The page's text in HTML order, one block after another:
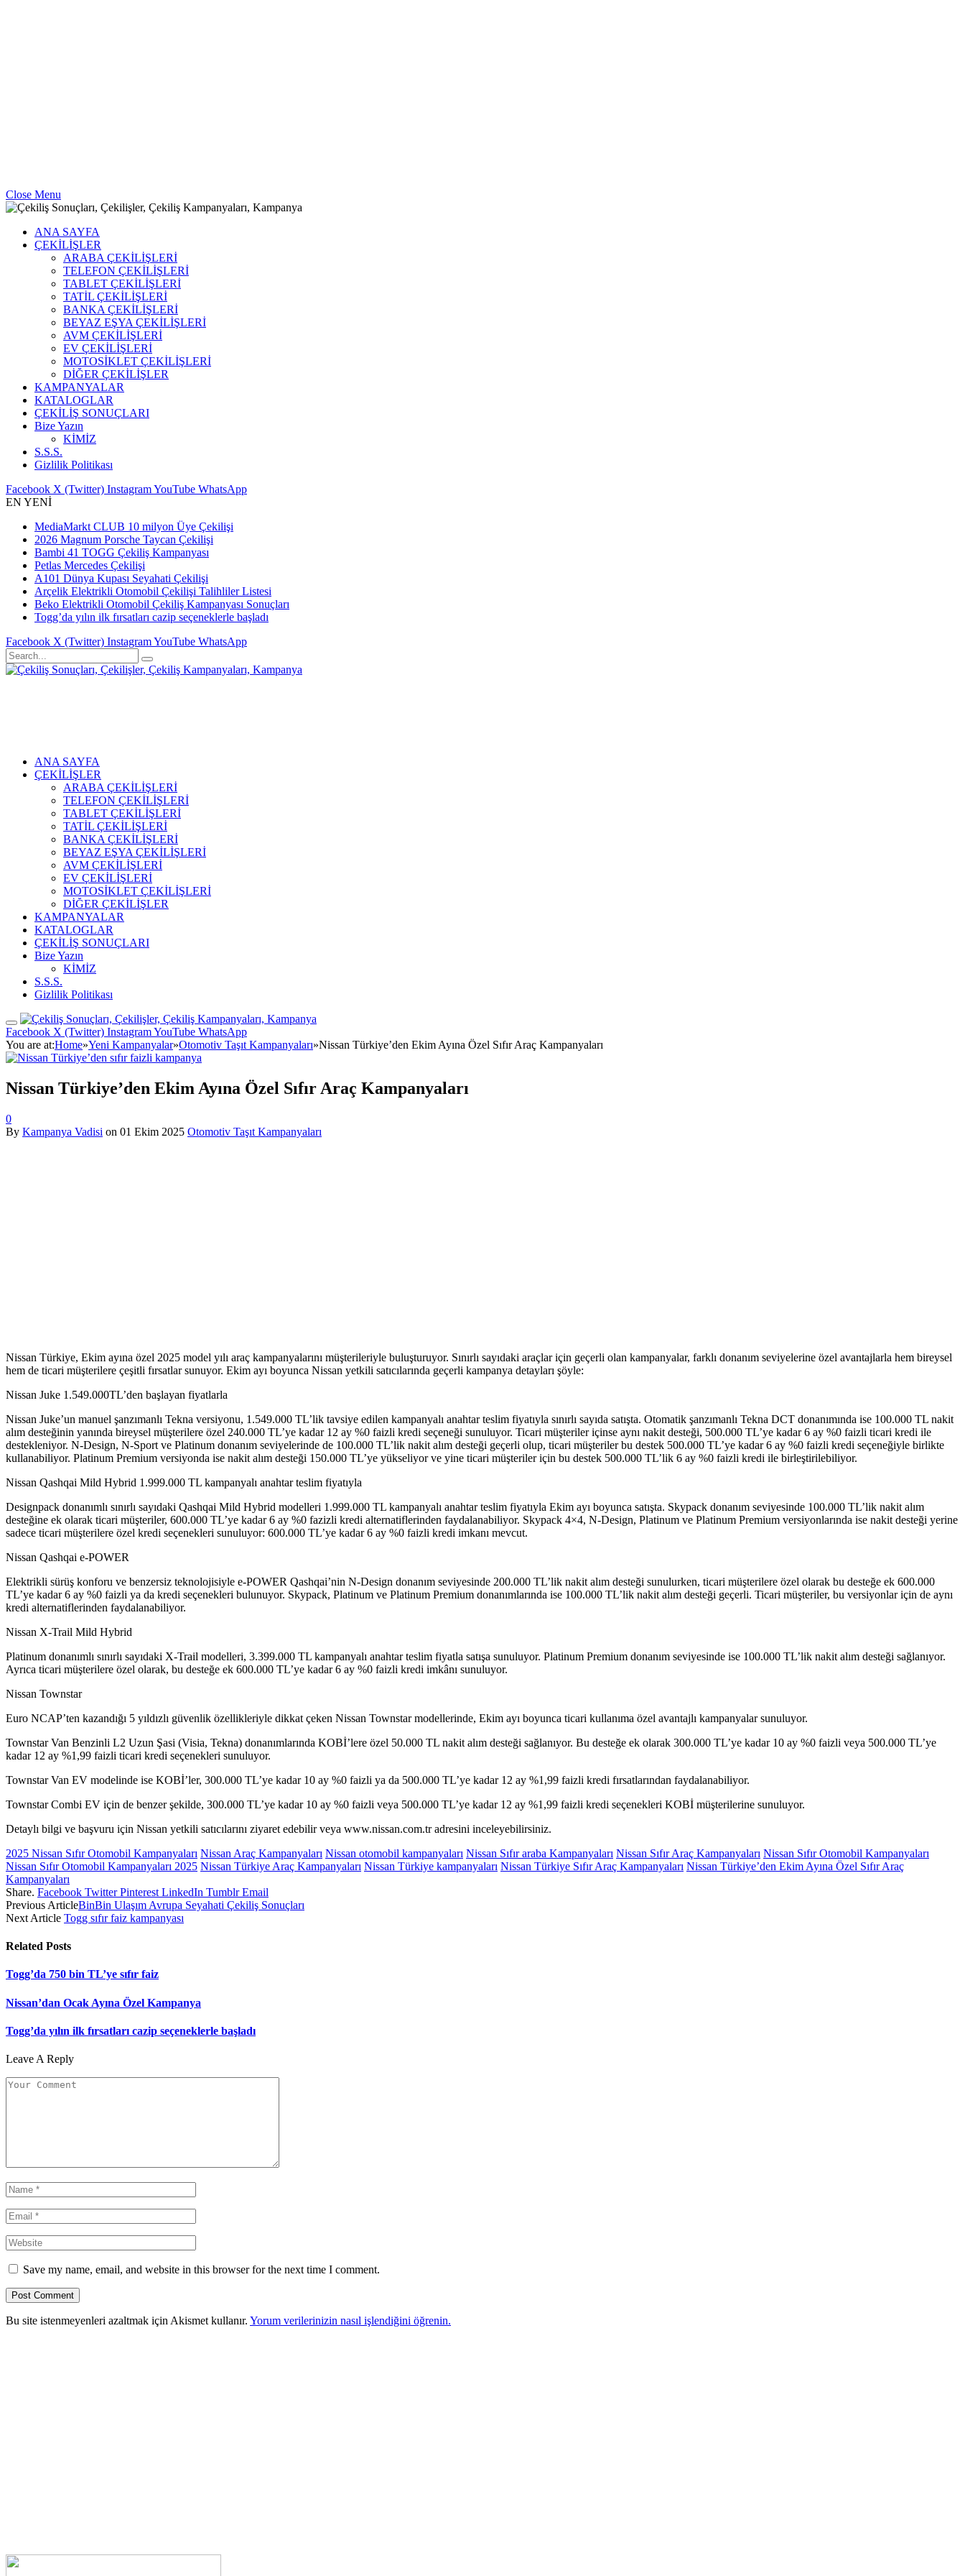
Close Menu
ANA SAYFA
ÇEKİLİŞLER
ARABA ÇEKİLİŞLERİ
TELEFON ÇEKİLİŞLERİ
TABLET ÇEKİLİŞLERİ
TATİL ÇEKİLİŞLERİ
BANKA ÇEKİLİŞLERİ
BEYAZ EŞYA ÇEKİLİŞLERİ
AVM ÇEKİLİŞLERİ
EV ÇEKİLİŞLERİ
MOTOSİKLET ÇEKİLİŞLERİ
DİĞER ÇEKİLİŞLER
KAMPANYALAR
KATALOGLAR
ÇEKİLİŞ SONUÇLARI
Bize Yazın
KİMİZ
S.S.S.
Gizlilik Politikası
Facebook X (Twitter) InstagramYouTube WhatsApp
EN YENİ
MediaMarkt CLUB 10 milyon Üye Çekilişi
2026 Magnum Porsche Taycan Çekilişi
Bambi 41 TOGG Çekiliş Kampanyası
Petlas Mercedes Çekilişi
A101 Dünya Kupası Seyahati Çekilişi
Arçelik Elektrikli Otomobil Çekilişi Talihliler Listesi
Beko Elektrikli Otomobil Çekiliş Kampanyası Sonuçları
Togg’da yılın ilk fırsatları cazip seçeneklerle başladı
Facebook X (Twitter) InstagramYouTube WhatsApp
ANA SAYFA
ÇEKİLİŞLER
ARABA ÇEKİLİŞLERİ
TELEFON ÇEKİLİŞLERİ
TABLET ÇEKİLİŞLERİ
TATİL ÇEKİLİŞLERİ
BANKA ÇEKİLİŞLERİ
BEYAZ EŞYA ÇEKİLİŞLERİ
AVM ÇEKİLİŞLERİ
EV ÇEKİLİŞLERİ
MOTOSİKLET ÇEKİLİŞLERİ
DİĞER ÇEKİLİŞLER
KAMPANYALAR
KATALOGLAR
ÇEKİLİŞ SONUÇLARI
Bize Yazın
KİMİZ
S.S.S.
Gizlilik Politikası
Facebook X (Twitter) InstagramYouTube WhatsApp
You are at:Home»Yeni Kampanyalar»Otomotiv Taşıt Kampanyaları»Nissan Türkiye’den Ekim Ayına Özel Sıfır Araç Kampanyaları
Nissan Türkiye’den Ekim Ayına Özel Sıfır Araç Kampanyaları
0
By Kampanya Vadisi on 01 Ekim 2025 Otomotiv Taşıt Kampanyaları
Nissan Türkiye, Ekim ayına özel 2025 model yılı araç kampanyalarını müşterileriyle buluşturuyor. Sınırlı sayıdaki araçlar için geçerli olan kampanyalar, farklı donanım seviyelerine özel avantajlarla hem bireysel
hem de ticari müşterilere çeşitli fırsatlar sunuyor. Ekim ayı boyunca Nissan yetkili satıcılarında geçerli kampanya detayları şöyle:
Nissan Juke 1.549.000TL’den başlayan fiyatlarla
Nissan Juke’un manuel şanzımanlı Tekna versiyonu, 1.549.000 TL’lik tavsiye edilen kampanyalı anahtar teslim fiyatıyla sınırlı sayıda satışta. Otomatik şanzımanlı Tekna DCT donanımında ise 100.000 TL nakit
alım desteğinin yanında bireysel müşterilere özel 240.000 TL’ye kadar 12 ay %0 faizli kredi seçeneği sunuluyor. Ticari müşteriler içinse aynı nakit desteği, 500.000 TL’ye kadar 6 ay %0 faizli ticari kredi ile
destekleniyor. N-Design, N-Sport ve Platinum donanım seviyelerinde de 100.000 TL’lik nakit alım desteği geçerli olup, ticari müşteriler bu destek 500.000 TL’ye kadar 6 ay %0 faizli kredi seçeneğiyle birlikte
kullanabiliyor. Platinum Premium versiyonda ise nakit alım desteği 150.000 TL’ye yükseliyor ve yine ticari müşteriler için bu destek 500.000 TL’lik 6 ay %0 faizli kredi ile birleştirilebiliyor.
Nissan Qashqai Mild Hybrid 1.999.000 TL kampanyalı anahtar teslim fiyatıyla
Designpack donanımlı sınırlı sayıdaki Qashqai Mild Hybrid modelleri 1.999.000 TL kampanyalı anahtar teslim fiyatıyla Ekim ayı boyunca satışta. Skypack donanım seviyesinde 100.000 TL’lik nakit alım
desteğine ek olarak ticari müşteriler, 600.000 TL’ye kadar 6 ay %0 fazizli kredi alternatiflerinden faydalanabiliyor. Skypack 4×4, N-Design, Platinum ve Platinum Premium versiyonlarında ise nakit desteği yerine
sadece ticari müşterilere özel kredi seçenekleri sunuluyor: 600.000 TL’ye kadar 6 ay %0 faizli kredi imkanı mevcut.
Nissan Qashqai e-POWER
Elektrikli sürüş konforu ve benzersiz teknolojisiyle e-POWER Qashqai’nin N-Design donanım seviyesinde 200.000 TL’lik nakit alım desteği sunulurken, ticari müşterilere özel olarak bu desteğe ek 600.000
TL’ye kadar 6 ay %0 faizli ya da kredi seçenekleri bulunuyor. Skypack, Platinum ve Platinum Premium donanımlarında ise 100.000 TL’lik nakit alım desteği geçerli. Ticari müşteriler, bu versiyonlar için de aynı
kredi alternatiflerinden faydalanabiliyor.
Nissan X-Trail Mild Hybrid
Platinum donanımlı sınırlı sayıdaki X-Trail modelleri, 3.399.000 TL kampanyalı anahtar teslim fiyatla satışa sunuluyor. Platinum Premium donanım seviyesinde ise 100.000 TL’lik nakit alım desteği sağlanıyor.
Ayrıca ticari müşterilere özel olarak, bu desteğe ek 600.000 TL’ye kadar 6 ay %0 faizli kredi imkânı sunuluyor.
Nissan Townstar
Euro NCAP’ten kazandığı 5 yıldızlı güvenlik özellikleriyle dikkat çeken Nissan Townstar modellerinde, Ekim ayı boyunca ticari kullanıma özel avantajlı kampanyalar sunuluyor.
Townstar Van Benzinli L2 Uzun Şasi (Visia, Tekna) donanımlarında KOBİ’lere özel 50.000 TL nakit alım desteği sağlanıyor. Bu desteğe ek olarak 300.000 TL’ye kadar 10 ay %0 faizli veya 500.000 TL’ye
kadar 12 ay %1,99 faizli ticari kredi seçenekleri sunuluyor.
Townstar Van EV modelinde ise KOBİ’ler, 300.000 TL’ye kadar 10 ay %0 faizli ya da 500.000 TL’ye kadar 12 ay %1,99 faizli kredi fırsatlarından faydalanabiliyor.
Townstar Combi EV için de benzer şekilde, 300.000 TL’ye kadar 10 ay %0 faizli veya 500.000 TL’ye kadar 12 ay %1,99 faizli kredi seçenekleri KOBİ müşterilerine sunuluyor.
Detaylı bilgi ve başvuru için Nissan yetkili satıcılarını ziyaret edebilir veya www.nissan.com.tr adresini inceleyebilirsiniz.
2025 Nissan Sıfır Otomobil Kampanyaları Nissan Araç Kampanyaları Nissan otomobil kampanyaları Nissan Sıfır araba Kampanyaları Nissan Sıfır Araç Kampanyaları Nissan Sıfır Otomobil Kampanyaları
Nissan Sıfır Otomobil Kampanyaları 2025 Nissan Türkiye Araç Kampanyaları Nissan Türkiye kampanyaları Nissan Türkiye Sıfır Araç Kampanyaları Nissan Türkiye’den Ekim Ayına Özel Sıfır Araç
Kampanyaları
Share. Facebook Twitter Pinterest LinkedIn Tumblr Email
Previous ArticleBinBin Ulaşım Avrupa Seyahati Çekiliş Sonuçları
Next Article Togg sıfır faiz kampanyası
Related Posts
Togg’da 750 bin TL’ye sıfır faiz
Nissan’dan Ocak Ayına Özel Kampanya
Togg’da yılın ilk fırsatları cazip seçeneklerle başladı
Leave A Reply
Save my name, email, and website in this browser for the next time I comment.
Bu site istenmeyenleri azaltmak için Akismet kullanır. Yorum verilerinizin nasıl işlendiğini öğrenin.